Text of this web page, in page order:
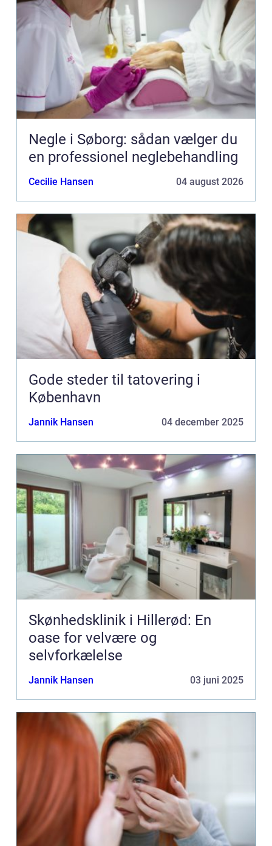
Negle i Søborg: sådan vælger du
en professionel neglebehandling
Cecilie Hansen 04 august 2026
Gode steder til tatovering i
København
Jannik Hansen 04 december 2025
Skønhedsklinik i Hillerød: En
oase for velvære og
selvforkælelse
Jannik Hansen 03 juni 2025